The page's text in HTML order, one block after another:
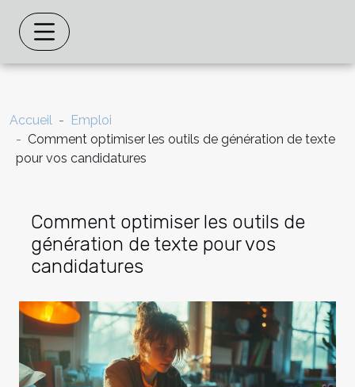
Accueil
Emploi
Comment optimiser les outils de génération de texte
pour vos candidatures
Comment optimiser les outils de
génération de texte pour vos
candidatures